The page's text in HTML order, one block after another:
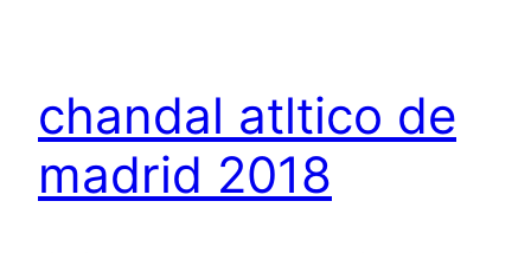
chandal atltico de
madrid 2018